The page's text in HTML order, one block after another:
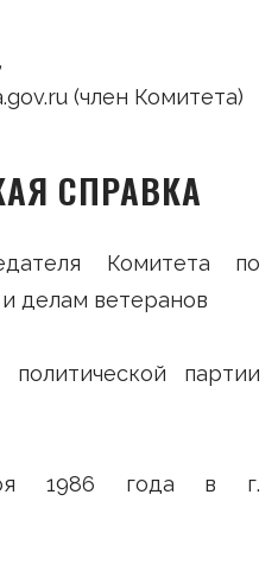
(член Комитета)
СПРАВКА
Комитета по
делам ветеранов
партии
1986 года в г.